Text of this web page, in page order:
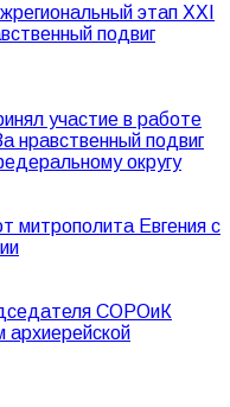
этап XXI
подвиг
участие в работе
нравственный подвиг
округу
митрополита Евгения с
СОРОиК
архиерейской